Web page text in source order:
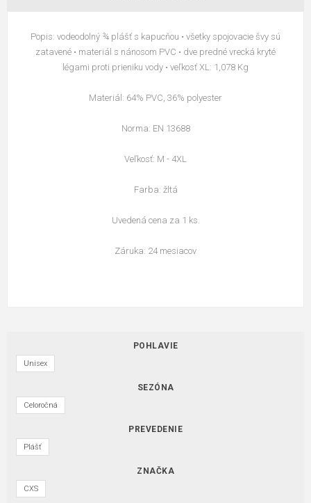
Popis: vodeodolný ¾ plášť s kapucňou • všetky spojovacie švy sú
zatavené • materiál s nánosom PVC • dve predné vrecká kryté
légami proti prieniku vody • veľkosť XL: 1,078 Kg
Materiál: 64% PVC, 36% polyester
Norma: EN 13688
Veľkosť: M - 4XL
Farba: žltá
Uvedená cena za 1 ks.
Záruka: 24 mesiacov
POHLAVIE
Unisex
SEZÓNA
Celoročná
PREVEDENIE
Plášť
ZNAČKA
CXS